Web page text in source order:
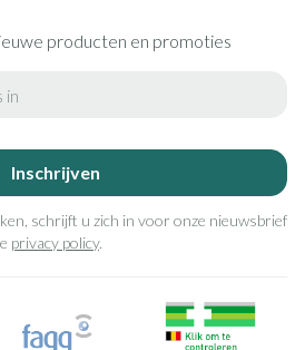
producten en promoties
Inschrijven
schrijft u zich in voor onze nieuwsbrief
privacy policy.